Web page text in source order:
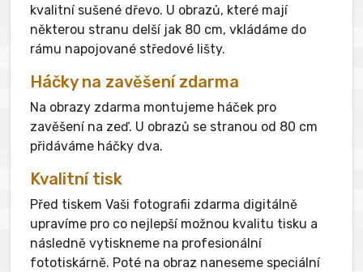
kvalitní sušené dřevo. U obrazů, které mají
některou stranu delší jak 80 cm, vkládáme do
rámu napojované středové lišty.
Háčky na zavěšení zdarma
Na obrazy zdarma montujeme háček pro
zavěšení na zeď. U obrazů se stranou od 80 cm
přidáváme háčky dva.
Kvalitní tisk
Před tiskem Vaši fotografii zdarma digitálně
upravíme pro co nejlepší možnou kvalitu tisku a
následně vytiskneme na profesionální
fototiskárně. Poté na obraz naneseme speciální